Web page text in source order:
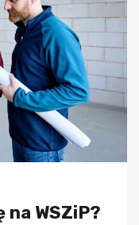
WSZiP?